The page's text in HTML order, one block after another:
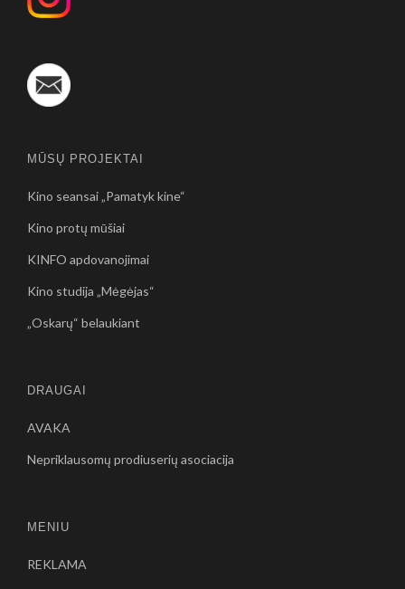
MŪSŲ PROJEKTAI
Kino seansai „Pamatyk kine“
Kino protų mūšiai
KINFO apdovanojimai
Kino studija „Mėgėjas“
„Oskarų“ belaukiant
DRAUGAI
AVAKA
Nepriklausomų prodiuserių asociacija
MENIU
REKLAMA